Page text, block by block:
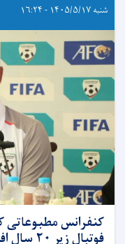
شنبه ۱۴۰۵/۵/۱۷ - ۱۶:۲۴
کنفرانس
فوتبال زیر ۲۰ سال افغانستان برگزار گردید